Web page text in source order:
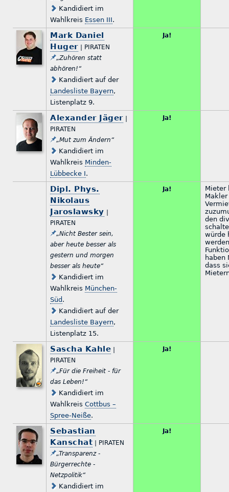
Kandidiert im
Wahlkreis Essen III.
Mark Daniel
Huger| PIRATEN
„Zuhören statt
abhören!“
Kandidiert auf der
Landesliste Bayern,
Listenplatz 9.
Ja!
Alexander Jäger|
PIRATEN
„Mut zum Ändern“
Kandidiert im
Wahlkreis Minden-
Lübbecke I.
Ja!
Dipl. Phys.
Nikolaus
Jaroslawsky
PIRATEN
„Nicht Bester sein,
aber heute besser als
gestern und morgen
besser als heute“
Kandidiert im
Wahlkreis München-
Süd .
Kandidiert auf der
Landesliste Bayern,
Listenplatz 15.
Ja!
Mieter
den
würde
haben
dass
Sascha Kahle
PIRATEN
„Für die Freiheit - für
das Leben!“
Kandidiert im
WahlkreisCottbus –
Spree-Neiße.
Ja!
Sebastian
Kanschat | PIRATEN
„Transparenz -
Bürgerrechte -
Netzpolitik“
Kandidiert im
Ja!